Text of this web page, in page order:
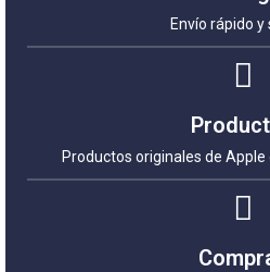
Envío rápido y
Productos originales de